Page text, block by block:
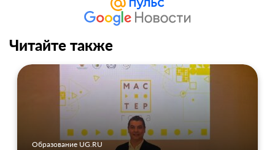
Читайте также
Образование UG.RU